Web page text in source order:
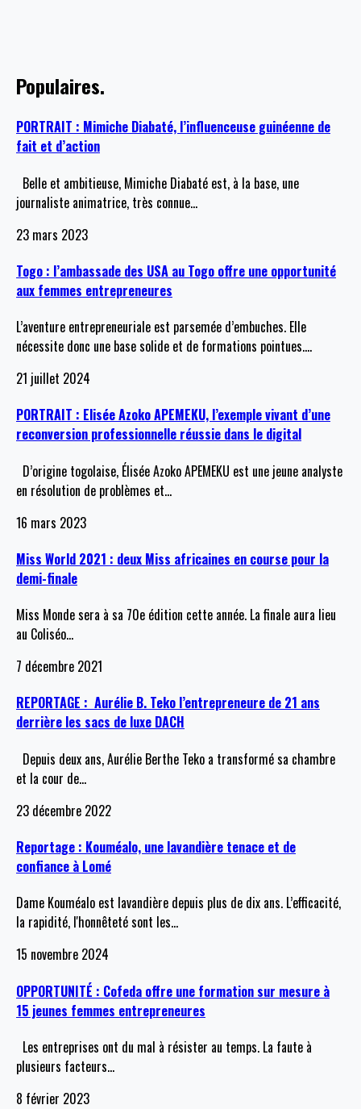
Populaires.
PORTRAIT : Mimiche Diabaté, l’influenceuse guinéenne de
fait et d’action
Belle et ambitieuse, Mimiche Diabaté est, à la base, une
journaliste animatrice, très connue…
23 mars 2023
Togo : l’ambassade des USA au Togo offre une opportunité
aux femmes entrepreneures
L’aventure entrepreneuriale est parsemée d’embuches. Elle
nécessite donc une base solide et de formations pointues.…
21 juillet 2024
PORTRAIT : Elisée Azoko APEMEKU, l’exemple vivant d’une
reconversion professionnelle réussie dans le digital
D’origine togolaise, Élisée Azoko APEMEKU est une jeune analyste
en résolution de problèmes et…
16 mars 2023
Miss World 2021 : deux Miss africaines en course pour la
demi-finale
Miss Monde sera à sa 70e édition cette année. La finale aura lieu
au Coliséo…
7 décembre 2021
REPORTAGE : Aurélie B. Teko l’entrepreneure de 21 ans
derrière les sacs de luxe DACH
Depuis deux ans, Aurélie Berthe Teko a transformé sa chambre
et la cour de…
23 décembre 2022
Reportage : Kouméalo, une lavandière tenace et de
confiance à Lomé
Dame Kouméalo est lavandière depuis plus de dix ans. L’efficacité,
la rapidité, l'honnêteté sont les…
15 novembre 2024
OPPORTUNITÉ : Cofeda offre une formation sur mesure à
15 jeunes femmes entrepreneures
Les entreprises ont du mal à résister au temps. La faute à
plusieurs facteurs…
8 février 2023